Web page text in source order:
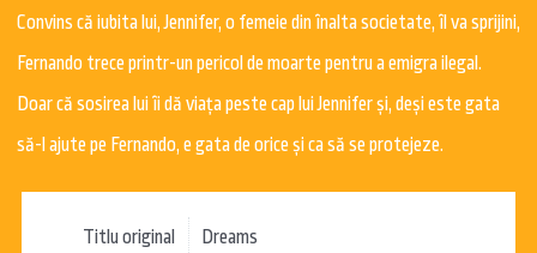
Convins că iubita lui, Jennifer, o femeie din înalta societate, îl va sprijini,
Fernando trece printr-un pericol de moarte pentru a emigra ilegal.
Doar că sosirea lui îi dă viaţa peste cap lui Jennifer şi, deşi este gata
să-l ajute pe Fernando, e gata de orice şi ca să se protejeze.
Titlu original
Dreams